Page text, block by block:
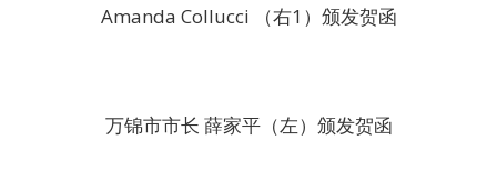
Amanda Collucci （右1）颁发贺函
万锦市市长 薛家平（左）颁发贺函